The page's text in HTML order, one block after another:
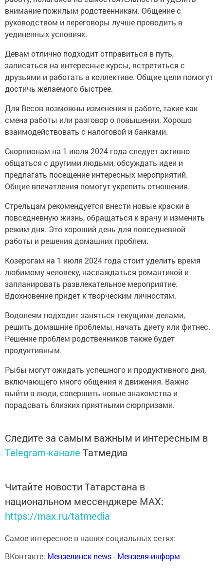
внимание пожилым родственникам. Общение с
руководством и переговоры лучше проводить в
уединенных условиях.
Девам отлично подходит отправиться в путь,
записаться на интересные курсы, встретиться с
друзьями и работать в коллективе. Общие цели помогут
достичь желаемого быстрее.
Для Весов возможны изменения в работе, такие как
смена работы или разговор о повышении. Хорошо
взаимодействовать с налоговой и банками.
Скорпионам на 1 июля 2024 года следует активно
общаться с другими людьми, обсуждать идеи и
предлагать посещение интересных мероприятий.
Общие впечатления помогут укрепить отношения.
Стрельцам рекомендуется внести новые краски в
повседневную жизнь, обращаться к врачу и изменить
режим дня. Это хороший день для повседневной
работы и решения домашних проблем.
Козерогам на 1 июля 2024 года стоит уделить время
любимому человеку, наслаждаться романтикой и
запланировать развлекательное мероприятие.
Вдохновение придет к творческим личностям.
Водолеям подходит заняться текущими делами,
решить домашние проблемы, начать диету или фитнес.
Решение проблем родственников также будет
продуктивным.
Рыбы могут ожидать успешного и продуктивного дня,
включающего много общения и движения. Важно
выйти в люди, совершить новые знакомства и
порадовать близких приятными сюрпризами.
Следите за самым важным и интересным в
Telegram-канале Татмедиа
Читайте новости Татарстана в
национальном мессенджере MАХ:
https://max.ru/tatmedia
Самое интересное в наших социальных сетях:
ВКонтакте: Мензелинск news - Мензеля-информ